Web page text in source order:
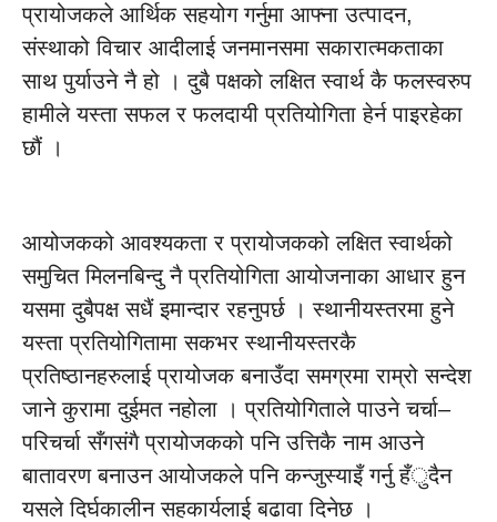
प्रायोजकले आर्थिक सहयोग गर्नुमा आफ्ना उत्पादन,
संस्थाको विचार आदीलाई जनमानसमा सकारात्मकताका
साथ पुर्याउने नै हो । दुबै पक्षको लक्षित स्वार्थ कै फलस्वरुप
हामीले यस्ता सफल र फलदायी प्रतियोगिता हेर्न पाइरहेका
छौं ।
आयोजकको आवश्यकता र प्रायोजकको लक्षित स्वार्थको
समुचित मिलनबिन्दु नै प्रतियोगिता आयोजनाका आधार हुन
यसमा दुबैपक्ष सधैं इमान्दार रहनुपर्छ । स्थानीयस्तरमा हुने
यस्ता प्रतियोगितामा सकभर स्थानीयस्तरकै
प्रतिष्ठानहरुलाई प्रायोजक बनाउँदा समग्रमा राम्रो सन्देश
जाने कुरामा दुईमत नहोला । प्रतियोगिताले पाउने चर्चा–
परिचर्चा सँगसंगै प्रायोजकको पनि उत्तिकै नाम आउने
बातावरण बनाउन आयोजकले पनि कन्जुस्याइँ गर्नु हँुदैन
यसले दिर्घकालीन सहकार्यलाई बढावा दिनेछ ।